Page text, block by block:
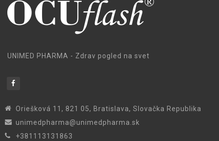
UNIMED PHARMA - Zdrav pogled na svet
Oriešková 11, 821 05, Bratislava, Slovačka Republika
unimedpharma@unimedpharma.sk
+381113131863